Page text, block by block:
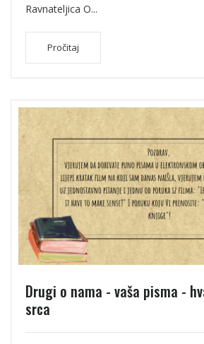
Ravnateljica O...
Pročitaj
Drugi o nama - vaša pisma -
srca